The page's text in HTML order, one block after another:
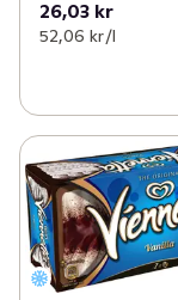
26,03 kr
52,06 kr /l